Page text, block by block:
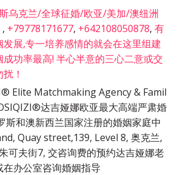
乌克兰/全球征婚/欧亚/美加/澳纽洲
, +79778171677, +642108050878, 有
展,专一培养感情的就会在这里组建
功率最高! 半心半意的三心二意或交
！
Elite Matchmaking Agency & Famil
达吉娅娜欧亚最大高端严肃婚
斯和澳新西兰国家注册的婚姻家庭中
Quay street,139, Level 8, 奥克兰,
可夫街7, 交咨询费的预约达吉娅娜老
办公室咨询婚姻指导